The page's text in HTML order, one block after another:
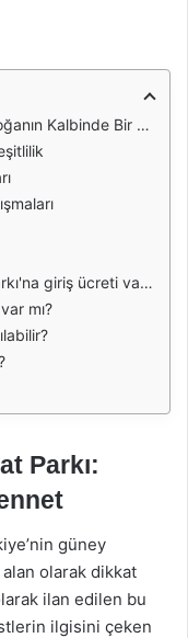
Kalbinde Bir Cennet
giriş ücreti var mı?
mı?
Parkı:
güney
olarak dikkat
ilan edilen bu
ilgisini çeken